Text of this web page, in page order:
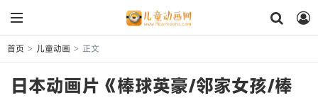
首页 > 儿童动画 > 正文
日本动画片《棒球英豪/邻家女孩/棒